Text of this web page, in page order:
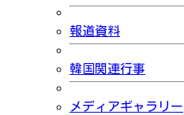
報道資料
韓国関連行事
メディアギャラリー